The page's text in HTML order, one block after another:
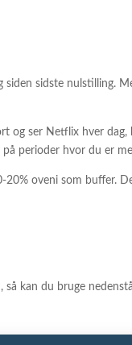
sidste nulstilling.
og ser Netflix hver dag,
perioder hvor du er
oveni som buffer.
kan du bruge